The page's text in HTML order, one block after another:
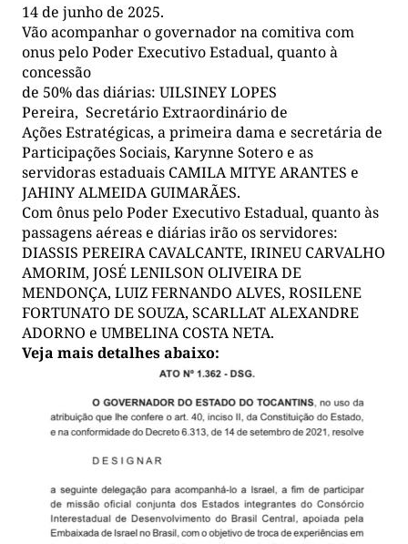
14 de junho de 2025.
Vão acompanhar o governador na comitiva com
onus pelo Poder Executivo Estadual, quanto à
concessão
de 50% das diárias: UILSINEY LOPES
Pereira, Secretário Extraordinário de
Ações Estratégicas, a primeira dama e secretária de
Participações Sociais, Karynne Sotero e as
servidoras estaduais CAMILA MITYE ARANTES e
JAHINY ALMEIDA GUIMARÃES.
Com ônus pelo Poder Executivo Estadual, quanto às
passagens aéreas e diárias irão os servidores:
DIASSIS PEREIRA CAVALCANTE, IRINEU CARVALHO
AMORIM, JOSÉ LENILSON OLIVEIRA DE
MENDONÇA, LUIZ FERNANDO ALVES, ROSILENE
FORTUNATO DE SOUZA, SCARLLAT ALEXANDRE
ADORNO e UMBELINA COSTA NETA.
Veja mais detalhes abaixo: